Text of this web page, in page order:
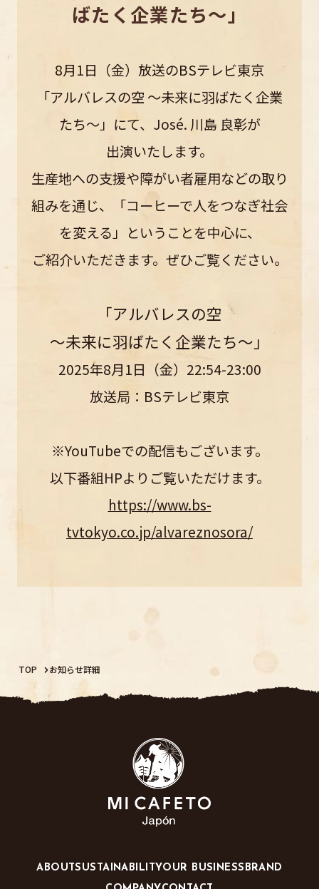
ばたく企業たち～」
8月1日（金）放送のBSテレビ東京
「アルバレスの空 ～未来に羽ばたく企業
たち～」にて、 José. 川島 良彰が
出演いたします。
生産地への支援や障がい者雇用などの取り
組みを通じ、「コーヒーで人をつなぎ社会
を変える」ということを中心に、
ご紹介いただきます。ぜひご覧ください。
「アルバレスの空
～未来に羽ばたく企業たち～」
2025年8月1日（金）22:54-23:00
放送局：BSテレビ東京
※YouTubeでの配信もございます。
以下番組HPよりご覧いただけます。
https://www.bs-
tvtokyo.co.jp/alvareznosora/
TOP お知らせ詳細
ABOUTSUSTAINABILITYOUR BUSINESS BRAND